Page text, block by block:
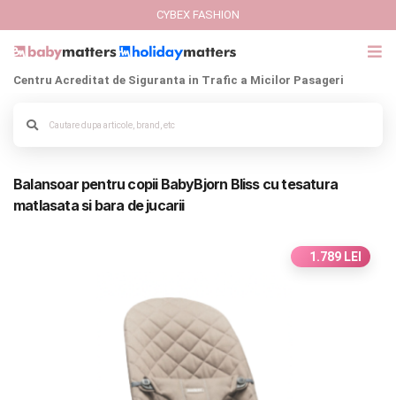
Italbaby Collections
SCAUNE AUTO
SCOICI AUTO
CYBEX FASHION
Centru Acreditat de Siguranta in Trafic a Micilor Pasageri
Balansoar pentru copii BabyBjorn Bliss cu tesatura
matlasata si bara de jucarii
1.789 LEI